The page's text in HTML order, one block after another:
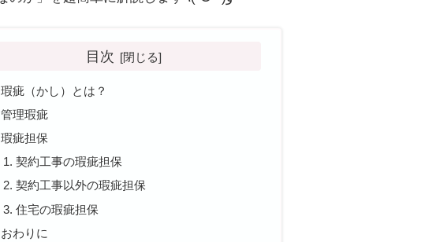
目次
瑕疵（かし）とは？
管理瑕疵
瑕疵担保
契約工事の瑕疵担保
契約工事以外の瑕疵担保
住宅の瑕疵担保
おわりに